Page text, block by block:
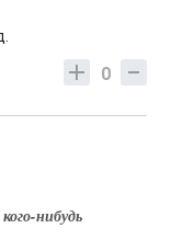
0
нибудь